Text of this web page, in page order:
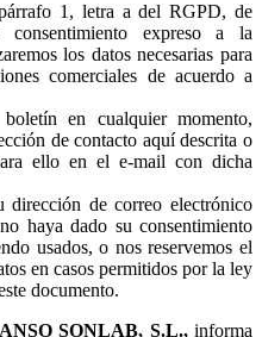
1, letra a del RGPD, de
consentimiento expreso a la
los datos necesarias para
comerciales de acuerdo a
en cualquier momento,
de contacto aquí descrita o
ello en el e-mail con dicha
dirección de correo electrónico
haya dado su consentimiento
usados, o nos reservemos el
en casos permitidos por la ley
documento.
SONLAB, S.L.,informa